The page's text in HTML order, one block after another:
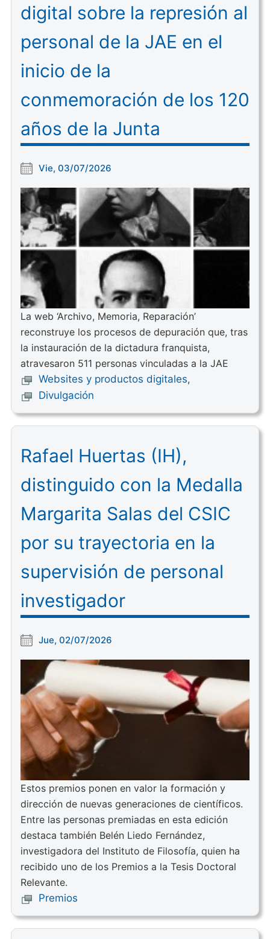
digital sobre la represión al
personal de la JAE en el
inicio de la
conmemoración de los 120
años de la Junta
Vie, 03/07/2026
La web ‘Archivo, Memoria, Reparación’
reconstruye los procesos de depuración que, tras
la instauración de la dictadura franquista,
atravesaron 511 personas vinculadas a la JAE
Websites y productos digitales,
Divulgación
Rafael Huertas (IH),
distinguido con la Medalla
Margarita Salas del CSIC
por su trayectoria en la
supervisión de personal
investigador
Jue, 02/07/2026
Estos premios ponen en valor la formación y
dirección de nuevas generaciones de científicos.
Entre las personas premiadas en esta edición
destaca también Belén Liedo Fernández,
investigadora del Instituto de Filosofía, quien ha
recibido uno de los Premios a la Tesis Doctoral
Relevante.
Premios